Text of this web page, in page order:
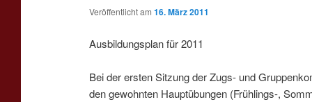
Veröffentlicht am 16. März 2011
Ausbildungsplan für 2011
Bei der ersten Sitzung der Zugs- und
den gewohnten Hauptübungen (Frühlings-,